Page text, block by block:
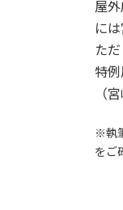
屋
に
た
特例
（
※執
をご